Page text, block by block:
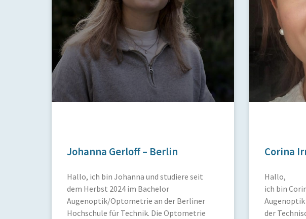
Johanna Gerloff – Berlin
Hallo, ich bin Johanna und studiere seit
dem Herbst 2024 im Bachelor
Augenoptik/Optometrie an der Berliner
Hochschule für Technik. Die Optometrie
Corina
Hallo,
ich bin
der